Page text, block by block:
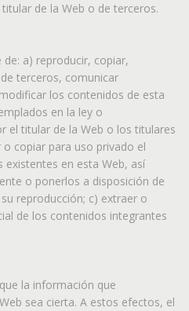
de la Web o de terceros.
de: a) reproducir, copiar,
terceros, comunicar
los contenidos de esta
en la ley o
el titular de la Web o los titulares
copiar para uso privado el
en esta Web, así
o ponerlos a disposición de
reproducción; c) extraer o
de los contenidos integrantes
la información que
sea cierta. A estos efectos, el